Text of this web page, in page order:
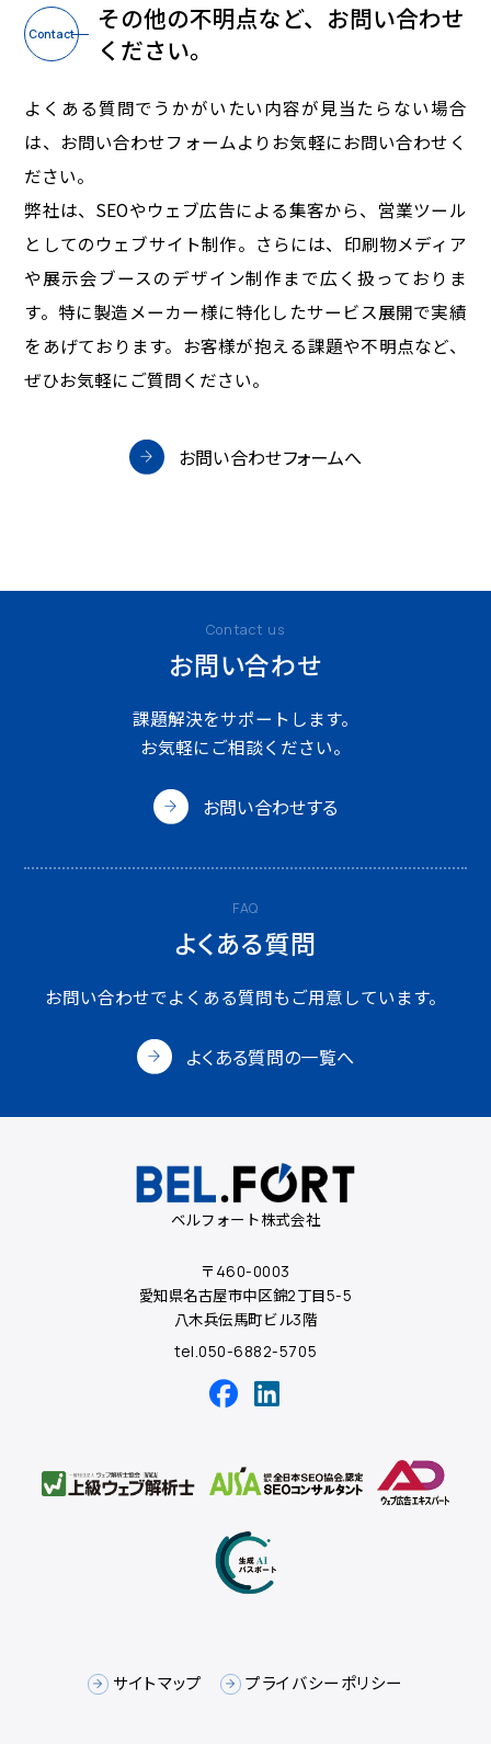
Contact
その他の不明点など、お問い合わせ
ください。
よくある質問でうかがいたい内容が見当たらない場合
は、お問い合わせフォームよりお気軽にお問い合わせく
ださい。
弊社は、SEOやウェブ広告による集客から、営業ツール
としてのウェブサイト制作。さらには、印刷物メディア
や展示会ブースのデザイン制作まで広く扱っておりま
す。特に製造メーカー様に特化したサービス展開で実績
をあげております。お客様が抱える課題や不明点など、
ぜひお気軽にご質問ください。
お問い合わせフォームへ
Contact us
お問い合わせ
課題解決をサポートします。
お気軽にご相談ください。
お問い合わせする
FAQ
よくある質問
お問い合わせでよくある質問もご用意しています。
よくある質問の一覧へ
ベルフォート株式会社
〒460-0003
愛知県名古屋市中区錦2丁目5-5
八木兵伝馬町ビル3階
tel.050-6882-5705
サイトマップ プライバシーポリシー